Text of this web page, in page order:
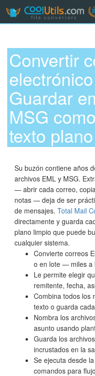
Convertir
Guardar
MSG
texto plano
Su buzón contiene años
archivos EML y MSG.
— abrir cada correo,
notas — deja de ser
de mensajes. Total Mail
directamente y guarda
plano limpio que puede
cualquier sistema.
Convierte correos
o en lote — miles a
Le permite elegir
remitente, fecha,
Combina todos los
texto o guarda
Nombra los
asunto usando
Guarda los
incrustados en la
Se ejecuta desde
comandos para